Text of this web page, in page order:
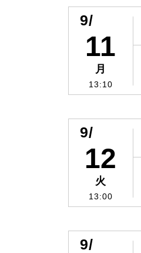
9/
11
月
13:10
9/
12
火
13:00
9/